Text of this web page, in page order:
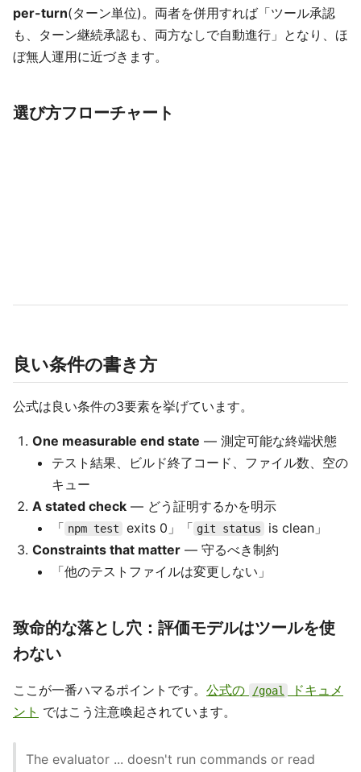
per-turn(ターン単位)。両者を併用すれば「ツール承認
も、ターン継続承認も、両方なしで自動進行」となり、ほ
ぼ無人運用に近づきます。
選び方フローチャート
良い条件の書き方
公式は良い条件の3要素を挙げています。
One measurable end state — 測定可能な終端状態
テスト結果、ビルド終了コード、ファイル数、空の
キュー
A stated check — どう証明するかを明示
「 npm test exits 0」「 git status
is clean」
Constraints that matter — 守るべき制約
「他のテストファイルは変更しない」
致命的な落とし穴：評価モデルはツールを使
わない
ここが一番ハマるポイントです。 公式の /goal
ドキュメ
ント ではこう注意喚起されています。
The evaluator ... doesn't run commands or read